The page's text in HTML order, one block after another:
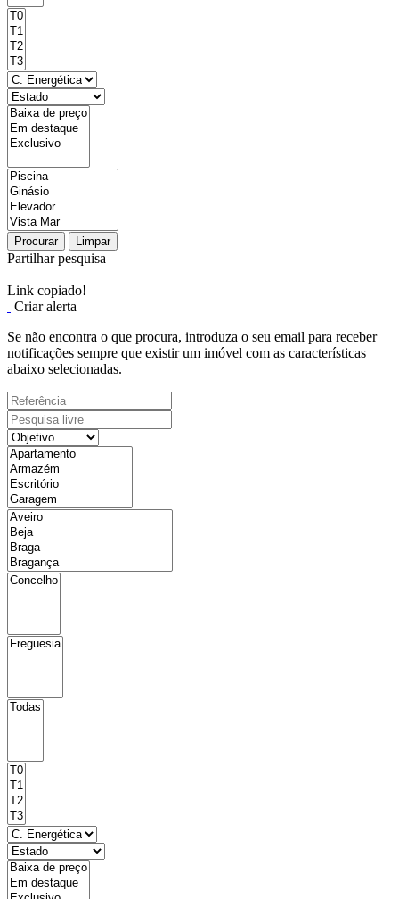
Procurar Limpar
Partilhar pesquisa
Link copiado!
Criar alerta
Se não encontra o que procura, introduza o seu email para receber
notificações sempre que existir um imóvel com as características
abaixo selecionadas.